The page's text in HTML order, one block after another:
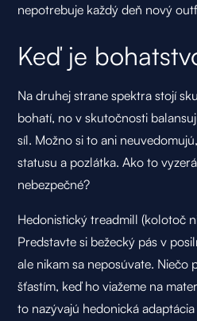
nepotrebuje každý deň nový
Keď je
Na druhej strane spektra stojí
bohatí, no v skutočnosti
síl. Možno si to ani
statusu a pozlátka. Ako to
nebezpečné?
Hedonistický treadmill (kolotoč
Predstavte si bežecký pás v
ale nikam sa neposúvate. Niečo
šťastím, keď ho viažeme na
to nazývajú hedonická